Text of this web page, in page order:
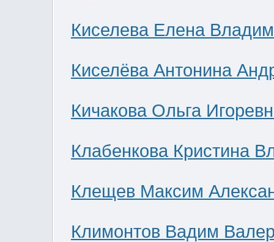
Киселева Елена
Киселёва Антонина
Кичакова Ольга
Клабенкова Кристина
Клещев Максим
Климонтов Вадим